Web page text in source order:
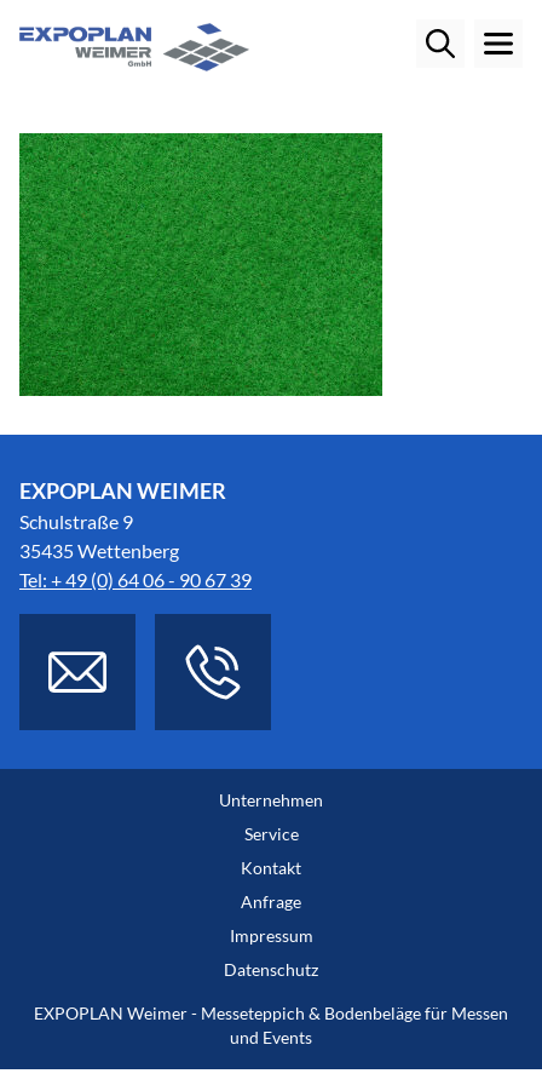
EXPOPLAN WEIMER
Schulstraße 9
35435 Wettenberg
Tel: + 49 (0) 64 06 - 90 67 39
Unternehmen
Service
Kontakt
Anfrage
Impressum
Datenschutz
EXPOPLAN Weimer - Messeteppich & Bodenbeläge für Messen
und Events